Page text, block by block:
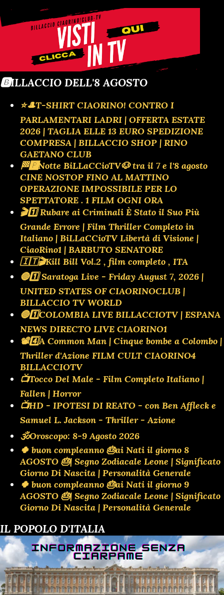
🅱️ILLACCIO DELL'8 AGOSTO
⭐🎩T-SHIRT CIAORINO! CONTRO I
PARLAMENTARI LADRI | OFFERTA ESTATE
2026 | TAGLIA ELLE 13 EURO SPEDIZIONE
COMPRESA | BILLACCIO SHOP | RINO
GAETANO CLUB
🏁🅿️Notte BiLLaCCioTV🐶 tra il 7 e l'8 agosto
CINE NOSTOP FINO AL MATTINO
OPERAZIONE IMPOSSIBILE PER LO
SPETTATORE . 1 FILM OGNI ORA
🎬1️⃣ Rubare ai Criminali È Stato il Suo Più
Grande Errore | Film Thriller Completo in
Italiano | BiLLaCCioTV Libertà di Visione |
CiaoRino1 | BARBUTO SENATORE
🇮🇹🎬Kill Bill Vol.2 , film completo , ITA
🔴1️⃣ Saratoga Live - Friday August 7, 2026 |
UNITED STATES OF CIAORINOCLUB |
BILLACCIO TV WORLD
🔴1️⃣COLOMBIA LIVE BILLACCIOTV | ESPANA
NEWS DIRECTO LIVE CIAORINO1
📽️4️⃣A Common Man | Cinque bombe a Colombo |
Thriller d'Azione FILM CULT CIAORINO4
BILLACCIOTV
📺Tocco Del Male - Film Completo Italiano |
Fallen | Horror
📺HD - IPOTESI DI REATO - con Ben Affleck e
Samuel L. Jackson - Thriller - Azione
🕉Oroscopo: 8-9 Agosto 2026
🍀 buon compleanno 🎂ai Nati il giorno 8
AGOSTO 🎂| Segno Zodiacale Leone | Significato
Giorno Di Nascita | Personalità Generale
🍀 buon compleanno 🎂ai Nati il giorno 9
AGOSTO 🎂| Segno Zodiacale Leone | Significato
Giorno Di Nascita | Personalità Generale
IL POPOLO D'ITALIA